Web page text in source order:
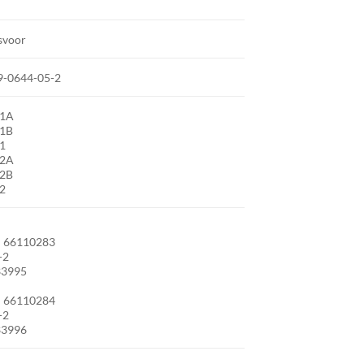
0644-05-2
66110283
66110284